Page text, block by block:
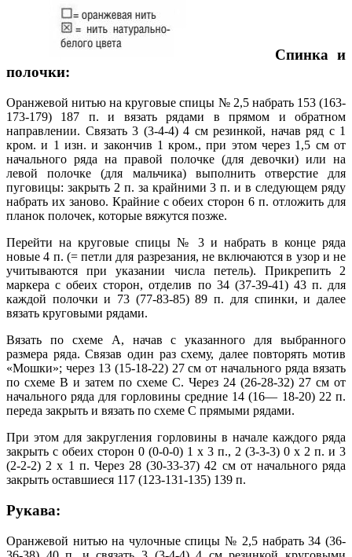
Спинка и
полочки:
Оранжевой нитью на круговые спицы № 2,5 набрать 153 (163-
173-179) 187 п. и вязать рядами в прямом и обратном
направлении. Связать 3 (3-4-4) 4 см резинкой, начав ряд с 1
кром. и 1 изн. и закончив 1 кром., при этом через 1,5 см от
начального ряда на правой полочке (для девочки) или на
левой полочке (для мальчика) выполнить отверстие для
пуговицы: закрыть 2 п. за крайними 3 п. и в следующем ряду
набрать их заново. Крайние с обеих сторон 6 п. отложить для
планок полочек, которые вяжутся позже.
Перейти на круговые спицы № 3 и набрать в конце ряда
новые 4 п. (= петли для разрезания, не включаются в узор и не
учитываются при указании числа петель). Прикрепить 2
маркера с обеих сторон, отделив по 34 (37-39-41) 43 п. для
каждой полочки и 73 (77-83-85) 89 п. для спинки, и далее
вязать круговыми рядами.
Вязать по схеме А, начав с указанного для выбранного
размера ряда. Связав один раз схему, далее повторять мотив
«Мошки»; через 13 (15-18-22) 27 см от начального ряда вязать
по схеме В и затем по схеме С. Через 24 (26-28-32) 27 см от
начального ряда для горловины средние 14 (16— 18-20) 22 п.
переда закрыть и вязать по схеме С прямыми рядами.
При этом для закругления горловины в начале каждого ряда
закрыть с обеих сторон 0 (0-0-0) 1 х 3 п., 2 (3-3-3) 0 х 2 п. и 3
(2-2-2) 2 х 1 п. Через 28 (30-33-37) 42 см от начального ряда
закрыть оставшиеся 117 (123-131-135) 139 п.
Рукава:
Оранжевой нитью на чулочные спицы № 2,5 набрать 34 (36-